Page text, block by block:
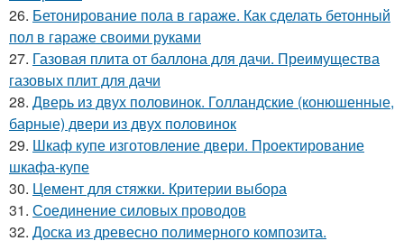
26. Бетонирование пола в гараже. Как сделать бетонный
пол в гараже своими руками
27. Газовая плита от баллона для дачи. Преимущества
газовых плит для дачи
28. Дверь из двух половинок. Голландские (конюшенные,
барные) двери из двух половинок
29. Шкаф купе изготовление двери. Проектирование
шкафа-купе
30. Цемент для стяжки. Критерии выбора
31. Соединение силовых проводов
32. Доска из древесно полимерного композита.